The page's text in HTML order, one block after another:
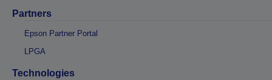
Partners
Epson Partner Portal
LPGA
Technologies